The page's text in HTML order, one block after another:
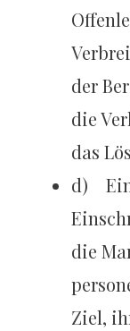
der
die
das
d)
die
Ziel,